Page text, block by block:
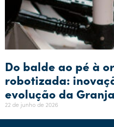
Do balde ao pé à
robotizada:
evolução da
22 de junho de 2026